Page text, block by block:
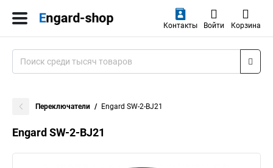
Контакты Войти Корзина
Переключатели Engard SW-2-BJ21
Engard SW-2-BJ21